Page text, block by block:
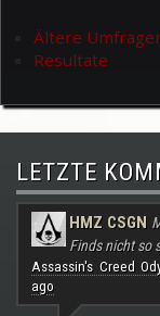
Ältere
Resultate
LETZTE
HMZ CSGN
Finds nicht so
Assassin's Creed
ago